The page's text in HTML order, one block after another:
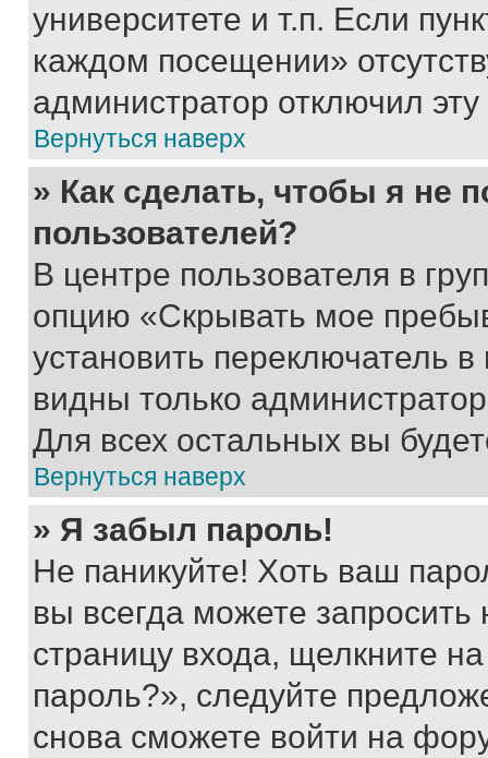
университете и т.п. Если
каждом посещении»
администратор отключил
Вернуться наверх
» Как сделать, чтобы я не
пользователей?
В центре пользователя в
опцию «Скрывать мое
установить переключатель
видны только
Для всех остальных вы
Вернуться наверх
» Я забыл пароль!
Не паникуйте! Хоть ваш
вы всегда можете
страницу входа, щелкните
пароль?», следуйте
снова сможете войти на